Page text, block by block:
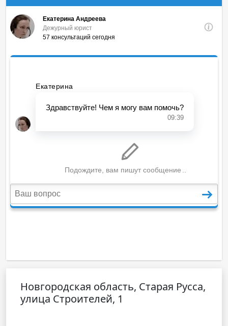
Новгородская область, Старая Русса,
улица Строителей, 1